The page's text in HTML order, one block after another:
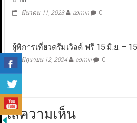
มีนาคม 11, 2023 admin 0
ผู้พิการเที่ยวดรีมเวิลด์ ฟรี 15 มิ.ย. –
มิถุนายน 12, 2024 admin 0
ใส่ความเห็น